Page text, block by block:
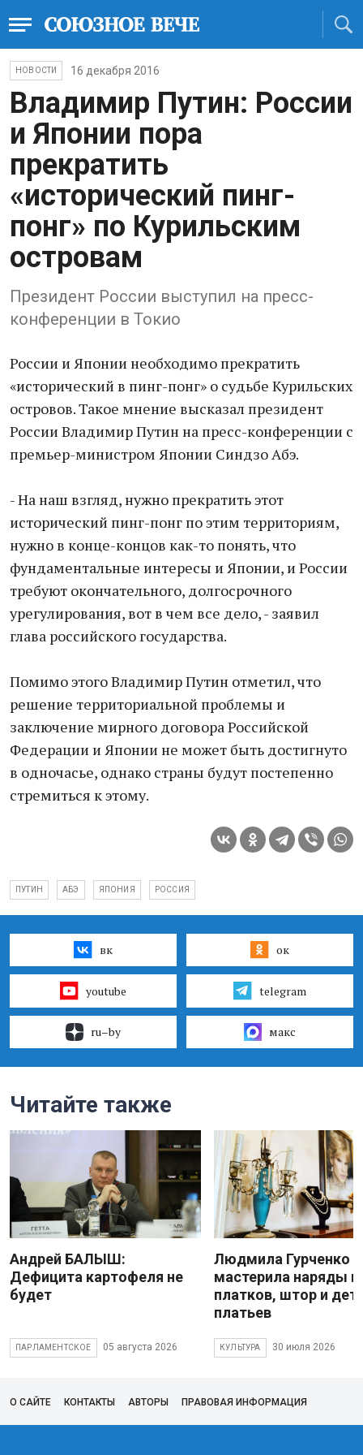
НОВОСТИ 16 декабря 2016
Владимир Путин: России
и Японии пора
прекратить
«исторический пинг-
понг» по Курильским
островам
Президент России выступил на пресс-
конференции в Токио
России и Японии необходимо прекратить
«исторический в пинг-понг» о судьбе Курильских
островов. Такое мнение высказал президент
России Владимир Путин на пресс-конференции с
премьер-министром Японии Синдзо Абэ.
- На наш взгляд, нужно прекратить этот
исторический пинг-понг по этим территориям,
нужно в конце-концов как-то понять, что
фундаментальные интересы и Японии, и России
требуют окончательного, долгосрочного
урегулирования, вот в чем все дело, - заявил
глава российского государства.
Помимо этого Владимир Путин отметил, что
решение территориальной проблемы и
заключение мирного договора Российской
Федерации и Японии не может быть достигнуто
в одночасье, однако страны будут постепенно
стремиться к этому.
ПУТИН АБЭ ЯПОНИЯ РОССИЯ
вк ок
youtube telegram
ru–by макс
Читайте также
Андрей БАЛЫШ:
Дефицита картофеля не
будет
ПАРЛАМЕНТСКОЕ 05 августа 2026
Людмила Гурченко
мастерила наряды
платков, штор и
платьев
КУЛЬТУРА 30 июля 2026
О САЙТЕ КОНТАКТЫ АВТОРЫ ПРАВОВАЯ ИНФОРМАЦИЯ